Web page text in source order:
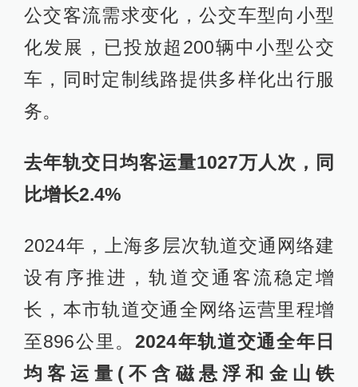
公交客流需求变化，公交车型向小型
化发展，已投放超200辆中小型公交
车，同时定制线路提供多样化出行服
务。
去年轨交日均客运量1027万人次，同
比增长2.4%
2024年，上海多层次轨道交通网络建
设有序推进，轨道交通客流稳定增
长，本市轨道交通全网络运营里程增
至896公里。2024年轨道交通全年日
均客运量(不含磁悬浮和金山铁